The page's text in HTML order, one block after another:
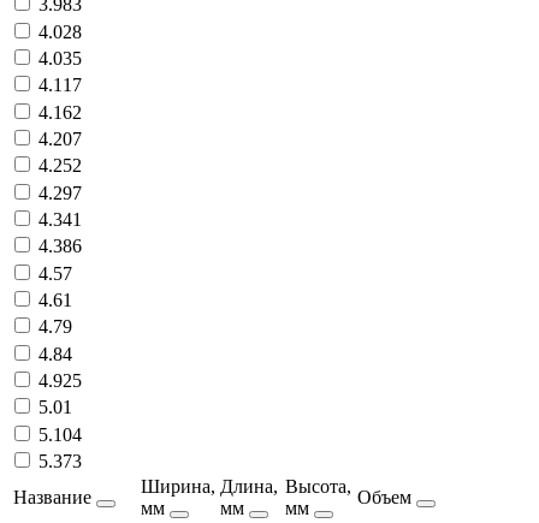
3.983
4.028
4.035
4.117
4.162
4.207
4.252
4.297
4.341
4.386
4.57
4.61
4.79
4.84
4.925
5.01
5.104
5.373
Название
Ширина,
мм
Длина,
мм
Высота,
мм
Объем